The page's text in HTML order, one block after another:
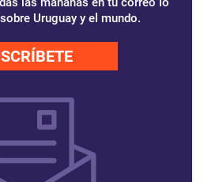
Uruguay y el mundo.